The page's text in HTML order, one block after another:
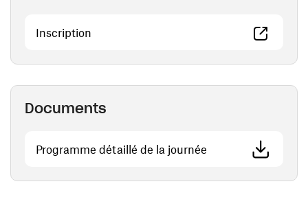
Inscription
Documents
Programme détaillé de la journée (ouvre une